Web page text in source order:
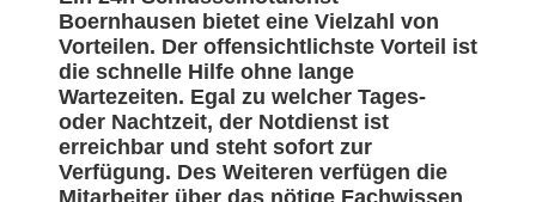
Boernhausen bietet eine Vielzahl von
Vorteilen. Der offensichtlichste Vorteil ist
die schnelle Hilfe ohne lange
Wartezeiten. Egal zu welcher Tages-
oder Nachtzeit, der Notdienst ist
erreichbar und steht sofort zur
Verfügung. Des Weiteren verfügen die